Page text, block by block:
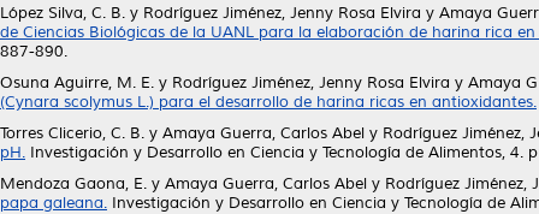
López Silva, C. B. y Rodríguez Jiménez, Jenny Rosa Elvira y Amaya
de Ciencias Biológicas de la UANL para la elaboración de harina rica
887-890.
Osuna Aguirre, M. E. y Rodríguez Jiménez, Jenny Rosa Elvira y Amaya
(Cynara scolymus L.) para el desarrollo de harina ricas en antioxidantes.
Torres Clicerio, C. B. y Amaya Guerra, Carlos Abel y Rodríguez Jiménez,
pH. Investigación y Desarrollo en Ciencia y Tecnología de Alimentos, 4.
Mendoza Gaona, E. y Amaya Guerra, Carlos Abel y Rodríguez Jiménez,
papa galeana. Investigación y Desarrollo en Ciencia y Tecnología de